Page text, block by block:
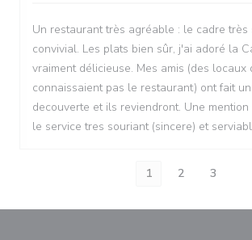
Un restaurant très agréable : le cadre très
convivial. Les plats bien sûr, j'ai adoré la
vraiment délicieuse. Mes amis (des locaux
connaissaient pas le restaurant) ont fait
decouverte et ils reviendront. Une
le service tres souriant (sincere) et
1 2 3